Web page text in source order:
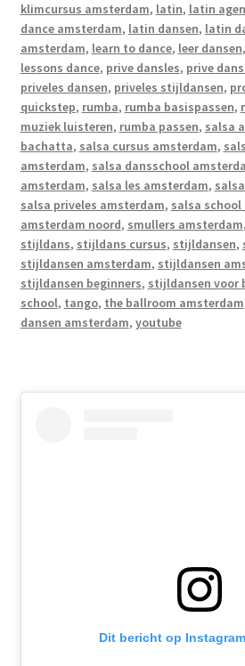
klimcursus amsterdam, latin, latin
dance amsterdam, latin dansen, latin
amsterdam, learn to dance, leer dansen,
lessons dance, prive dansles, prive
priveles dansen, priveles stijldansen,
quickstep, rumba, rumba basispassen,
muziek luisteren, rumba passen, salsa
bachatta, salsa cursus amsterdam,
amsterdam, salsa dansschool
amsterdam, salsa les amsterdam,
salsa priveles amsterdam, salsa
amsterdam noord, smullers amsterdam,
stijldans, stijldans cursus, stijldansen,
stijldansen amsterdam, stijldansen
stijldansen beginners, stijldansen voor
school, tango, the ballroom amsterdam
dansen amsterdam, youtube
Dit bericht op